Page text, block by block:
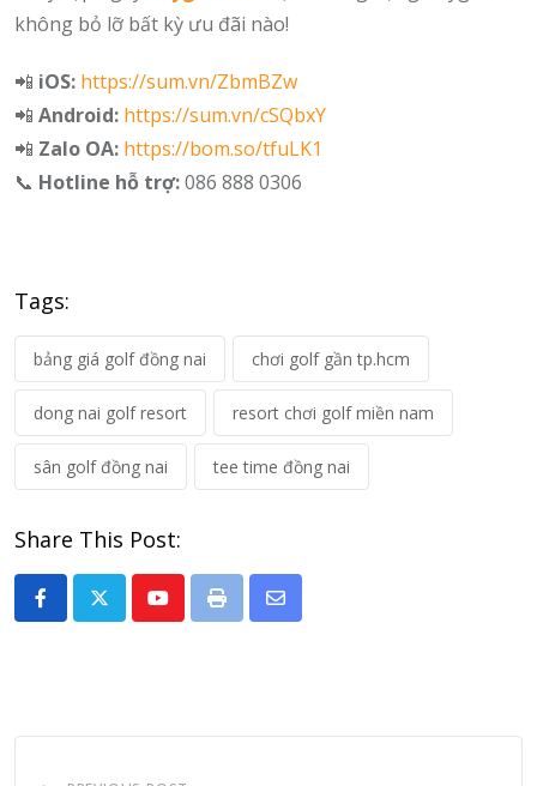
không bỏ lỡ bất kỳ ưu đãi nào!
📲 iOS: https://sum.vn/ZbmBZw
📲 Android: https://sum.vn/cSQbxY
📲 Zalo OA: https://bom.so/tfuLK1
📞 Hotline hỗ trợ:086 888 0306
Tags:
bảng giá golf đồng nai chơi golf gần tp.hcm
dong nai golf resort resort chơi golf miền nam
sân golf đồng nai tee time đồng nai
Share This Post:
YoutubePrint
Share